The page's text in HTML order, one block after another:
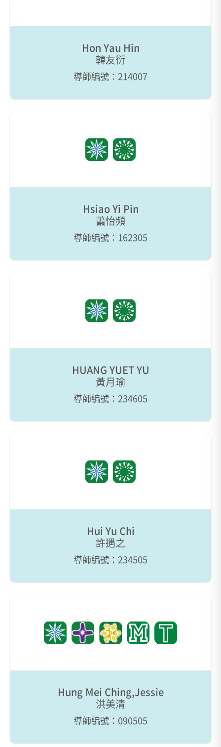
Hon Yau Hin
韓友衍
導師編號：214007
Hsiao Yi Pin
蕭怡頻
導師編號：162305
HUANG YUET YU
黃月瑜
導師編號：234605
Hui Yu Chi
許遇之
導師編號：234505
Hung Mei Ching,Jessie
洪美清
導師編號：090505